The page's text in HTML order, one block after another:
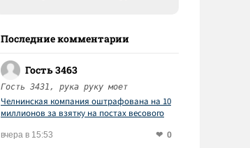
Последние комментарии
Гость 3463
Гость 3431, рука руку моет
Челнинская компания оштрафована на 10
миллионов за взятку на постах весового
вчера в 15:53 0